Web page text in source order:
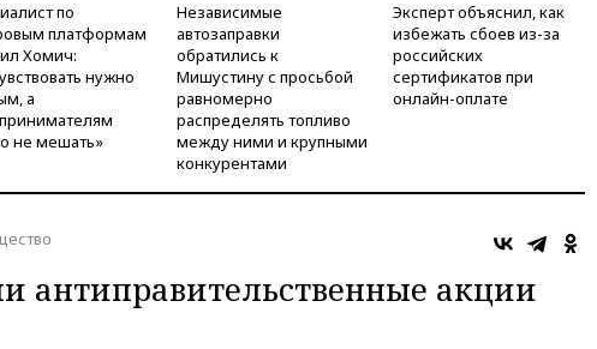
по
платформам
Хомич:
нужно
а
не мешать»
Независимые
автозаправки
обратились к
Мишустину с просьбой
равномерно
распределять топливо
между ними и крупными
конкурентами
Эксперт объяснил, как
избежать сбоев из-за
российских
сертификатов при
онлайн-оплате
антиправительственные акции